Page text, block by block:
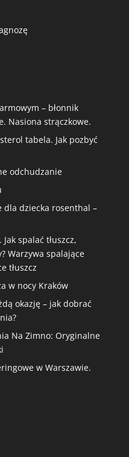
– błonnik
Nasiona strączkowe.
tabela. Jak pozbyć
odchudzanie
dla dziecka rosenthal –
spalać tłuszcz,
Warzywa spalające
tłuszcz
w nocy Kraków
okazję – jak dobrać
Na Zimno: Oryginalne
w Warszawie.